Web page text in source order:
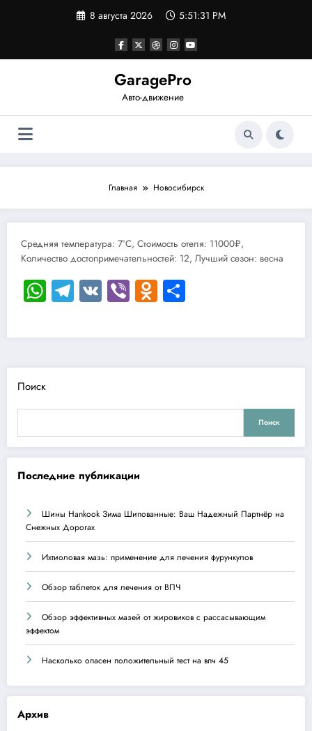
8 августа 2026 5:51:31 PM
GaragePro
Авто-движение
Главная Новосибирск
Средняя температура: 7°C, Стоимость отеля: 11000₽,
Количество достопримечательностей: 12, Лучший сезон: весна
WhatsApp
Telegram
VKViberOdnoklassniki
Поиск
Поиск
Последние публикации
Шины Hankook Зима Шипованные: Ваш Надежный Партнёр на
Снежных Дорогах
Ихтиоловая мазь: применение для лечения фурункулов
Обзор таблеток для лечения от ВПЧ
Обзор эффективных мазей от жировиков с рассасывающим
эффектом
Насколько опасен положительный тест на впч 45
Архив